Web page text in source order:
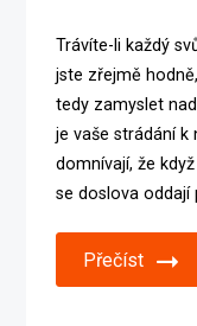
Trávíte-li každý
jste zřejmě
tedy zamyslet
je vaše strádání
domnívají, že
se doslova oddají
Přečíst